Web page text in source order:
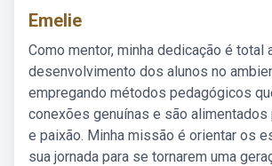
Emelie
Como mentor, minha dedicação é total
desenvolvimento dos alunos no
empregando métodos pedagógicos
conexões genuínas e são
e paixão. Minha missão é orientar os
sua jornada para se tornarem uma